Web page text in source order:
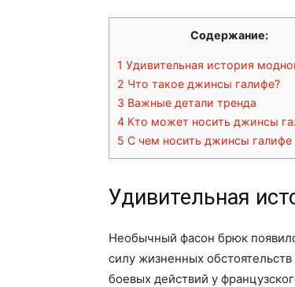
Содержание:
1 Удивительная история
2 Что такое джинсы галифе?
3 Важные детали тренда
4 Кто может носить джинсы
5 С чем носить джинсы галифе
Удивительная
Необычный фасон брюк
силу жизненных
боевых действий у